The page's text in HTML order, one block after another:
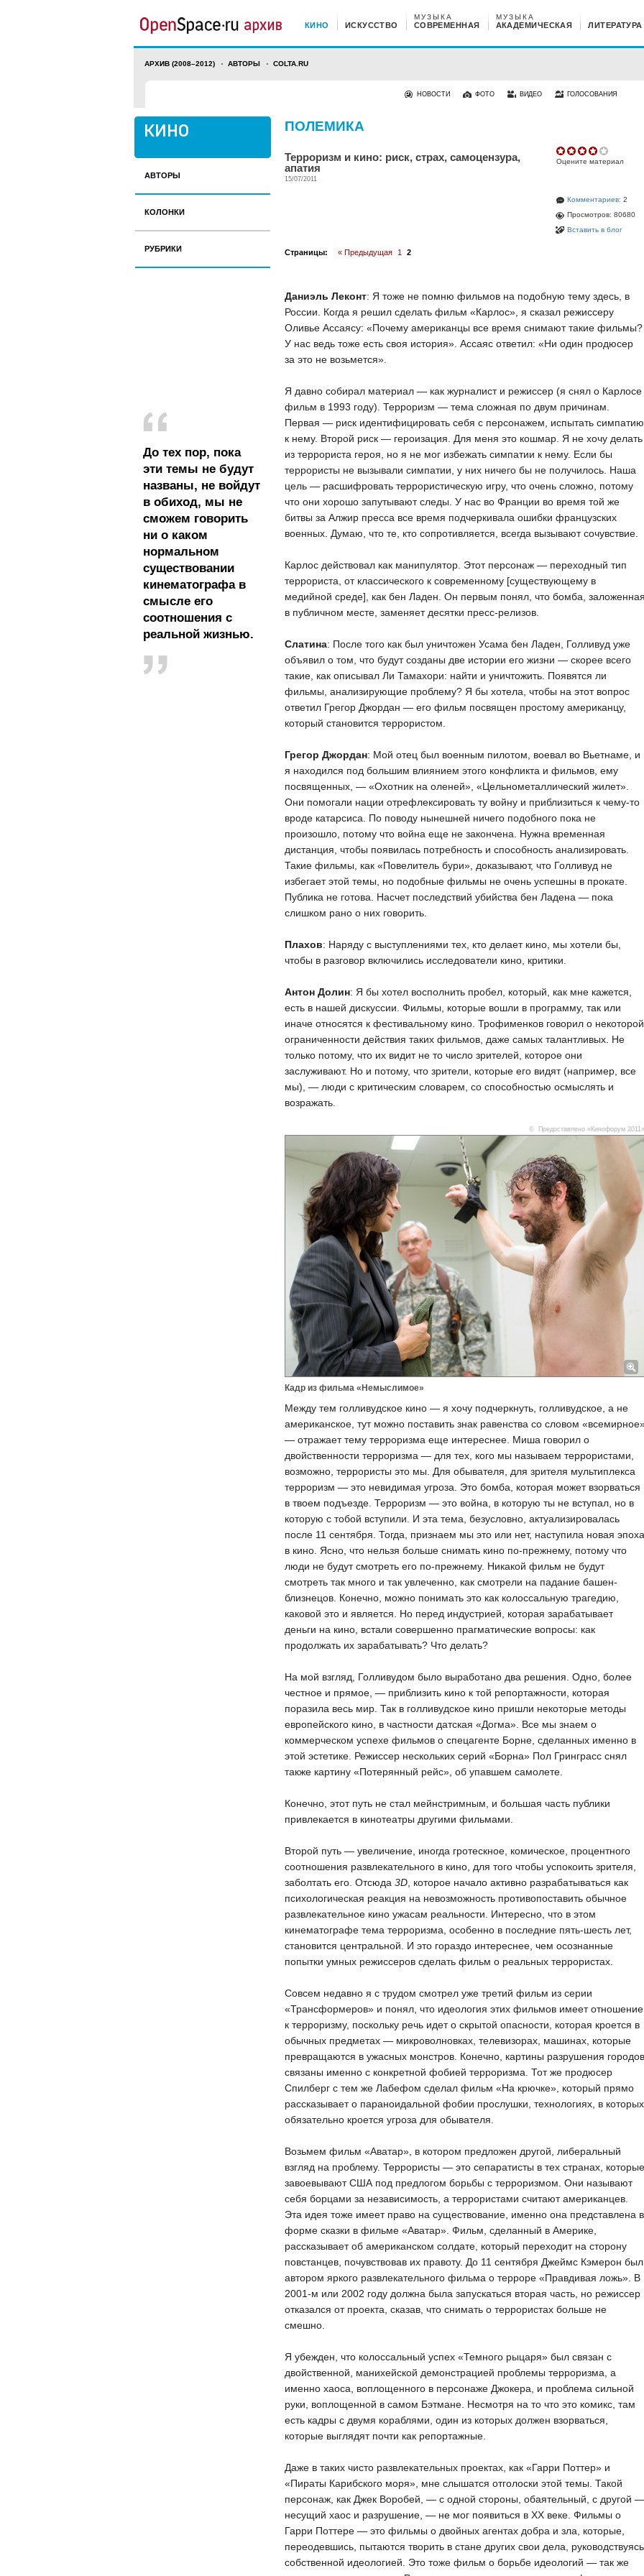
КИНО ИСКУССТВО СОВРЕМЕННАЯ
МУЗЫКА
АКАДЕМИЧЕСКАЯ
МУЗЫКА
ЛИТЕРАТУРА
АРХИВ (2008–2012) АВТОРЫ COLTA.RU
НОВОСТИ ФОТО ВИДЕО ГОЛОСОВАНИЯ
АВТОРЫ
КОЛОНКИ
РУБРИКИ
До тех пор, пока
эти темы не будут
названы, не войдут
в обиход, мы не
сможем говорить
ни о каком
нормальном
существовании
кинематографа в
смысле его
соотношения с
реальной жизнью.
ПОЛЕМИКА
Оцените материал
Комментариев: 2
Просмотров: 80680
Вставить в блог
Терроризм и кино: риск, страх, самоцензура,
апатия
15/07/2011
Страницы: « Предыдущая 1 2
Даниэль Леконт: Я тоже не помню фильмов на подобную тему здесь, в
России. Когда я решил сделать фильм «Карлос», я сказал режиссеру
Оливье Ассаясу: «Почему американцы все время снимают такие фильмы?
У нас ведь тоже есть своя история». Ассаяс ответил: «Ни один продюсер
за это не возьмется».
Я давно собирал материал — как журналист и режиссер (я снял о Карлосе
фильм в 1993 году). Терроризм — тема сложная по двум причинам.
Первая — риск идентифицировать себя с персонажем, испытать симпатию
к нему. Второй риск — героизация. Для меня это кошмар. Я не хочу делать
из террориста героя, но я не мог избежать симпатии к нему. Если бы
террористы не вызывали симпатии, у них ничего бы не получилось. Наша
цель — расшифровать террористическую игру, что очень сложно, потому
что они хорошо запутывают следы. У нас во Франции во время той же
битвы за Алжир пресса все время подчеркивала ошибки французских
военных. Думаю, что те, кто сопротивляется, всегда вызывают сочувствие.
Карлос действовал как манипулятор. Этот персонаж — переходный тип
террориста, от классического к современному [существующему в
медийной среде], как бен Ладен. Он первым понял, что бомба,
в публичном месте, заменяет десятки пресс-релизов.
Слатина: После того как был уничтожен Усама бен Ладен, Голливуд уже
объявил о том, что будут созданы две истории его жизни — скорее всего
такие, как описывал Ли Тамахори: найти и уничтожить. Появятся ли
фильмы, анализирующие проблему? Я бы хотела, чтобы на этот вопрос
ответил Грегор Джордан — его фильм посвящен простому американцу,
который становится террористом.
Грегор Джордан: Мой отец был военным пилотом, воевал во Вьетнаме, и
я находился под большим влиянием этого конфликта и фильмов, ему
посвященных, — «Охотник на оленей», «Цельнометаллический жилет».
Они помогали нации отрефлексировать ту войну и приблизиться к чему-то
вроде катарсиса. По поводу нынешней ничего подобного пока не
произошло, потому что война еще не закончена. Нужна временная
дистанция, чтобы появилась потребность и способность анализировать.
Такие фильмы, как «Повелитель бури», доказывают, что Голливуд не
избегает этой темы, но подобные фильмы не очень успешны в прокате.
Публика не готова. Насчет последствий убийства бен Ладена — пока
слишком рано о них говорить.
Плахов: Наряду с выступлениями тех, кто делает кино, мы хотели бы,
чтобы в разговор включились исследователи кино, критики.
Антон Долин: Я бы хотел восполнить пробел, который, как мне кажется,
есть в нашей дискуссии. Фильмы, которые вошли в программу, так или
иначе относятся к фестивальному кино. Трофименков говорил о некоторой
ограниченности действия таких фильмов, даже самых талантливых. Не
только потому, что их видит не то число зрителей, которое они
заслуживают. Но и потому, что зрители, которые его видят (например, все
мы), — люди с критическим словарем, со способностью осмыслять и
возражать.
© Предоставлено «Кинофорум 2011»
Кадр из фильма «Немыслимое»
Между тем голливудское кино — я хочу подчеркнуть, голливудское, а не
американское, тут можно поставить знак равенства со словом
— отражает тему терроризма еще интереснее. Миша говорил о
двойственности терроризма — для тех, кого мы называем террористами,
возможно, террористы это мы. Для обывателя, для зрителя мультиплекса
терроризм — это невидимая угроза. Это бомба, которая может взорваться
в твоем подъезде. Терроризм — это война, в которую ты не вступал, но в
которую с тобой вступили. И эта тема, безусловно, актуализировалась
после 11 сентября. Тогда, признаем мы это или нет, наступила новая эпоха
в кино. Ясно, что нельзя больше снимать кино по-прежнему, потому что
люди не будут смотреть его по-прежнему. Никакой фильм не будут
смотреть так много и так увлеченно, как смотрели на падание башен-
близнецов. Конечно, можно понимать это как колоссальную трагедию,
каковой это и является. Но перед индустрией, которая зарабатывает
деньги на кино, встали совершенно прагматические вопросы: как
продолжать их зарабатывать? Что делать?
На мой взгляд, Голливудом было выработано два решения. Одно, более
честное и прямое, — приблизить кино к той репортажности, которая
поразила весь мир. Так в голливудское кино пришли некоторые методы
европейского кино, в частности датская «Догма». Все мы знаем о
коммерческом успехе фильмов о спецагенте Борне, сделанных именно в
этой эстетике. Режиссер нескольких серий «Борна» Пол Гринграсс снял
также картину «Потерянный рейс», об упавшем самолете.
Конечно, этот путь не стал мейнстримным, и большая часть публики
привлекается в кинотеатры другими фильмами.
Второй путь — увеличение, иногда гротескное, комическое, процентного
соотношения развлекательного в кино, для того чтобы успокоить зрителя,
заболтать его. Отсюда 3D , которое начало активно разрабатываться как
психологическая реакция на невозможность противопоставить обычное
развлекательное кино ужасам реальности. Интересно, что в этом
кинематографе тема терроризма, особенно в последние пять-шесть лет,
становится центральной. И это гораздо интереснее, чем осознанные
попытки умных режиссеров сделать фильм о реальных террористах.
Совсем недавно я с трудом смотрел уже третий фильм из серии
«Трансформеров» и понял, что идеология этих фильмов имеет отношение
к терроризму, поскольку речь идет о скрытой опасности, которая кроется в
обычных предметах — микроволновках, телевизорах, машинах, которые
превращаются в ужасных монстров. Конечно, картины разрушения городов
связаны именно с конкретной фобией терроризма. Тот же продюсер
Спилберг с тем же Лабефом сделал фильм «На крючке», который прямо
рассказывает о параноидальной фобии прослушки, технологиях, в которых
обязательно кроется угроза для обывателя.
Возьмем фильм «Аватар», в котором предложен другой, либеральный
взгляд на проблему. Террористы — это сепаратисты в тех странах, которые
завоевывают США под предлогом борьбы с терроризмом. Они называют
себя борцами за независимость, а террористами считают американцев.
Эта идея тоже имеет право на существование, именно она представлена в
форме сказки в фильме «Аватар». Фильм, сделанный в Америке,
рассказывает об американском солдате, который переходит на сторону
повстанцев, почувствовав их правоту. До 11 сентября Джеймс Кэмерон был
автором яркого развлекательного фильма о терроре «Правдивая ложь». В
2001-м или 2002 году должна была запускаться вторая часть, но режиссер
отказался от проекта, сказав, что снимать о террористах больше не
смешно.
Я убежден, что колоссальный успех «Темного рыцаря» был связан с
двойственной, манихейской демонстрацией проблемы терроризма, а
именно хаоса, воплощенного в персонаже Джокера, и проблема сильной
руки, воплощенной в самом Бэтмане. Несмотря на то что это комикс, там
есть кадры с двумя кораблями, один из которых должен взорваться,
которые выглядят почти как репортажные.
Даже в таких чисто развлекательных проектах, как «Гарри Поттер» и
«Пираты Карибского моря», мне слышатся отголоски этой темы. Такой
персонаж, как Джек Воробей, — с одной стороны, обаятельный, с другой —
несущий хаос и разрушение, — не мог появиться в XX веке. Фильмы о
Гарри Поттере — это фильмы о двойных агентах добра и зла, которые,
переодевшись, пытаются творить в стане других свои дела, руководствуясь
собственной идеологией. Это тоже фильм о борьбе идеологий — так же